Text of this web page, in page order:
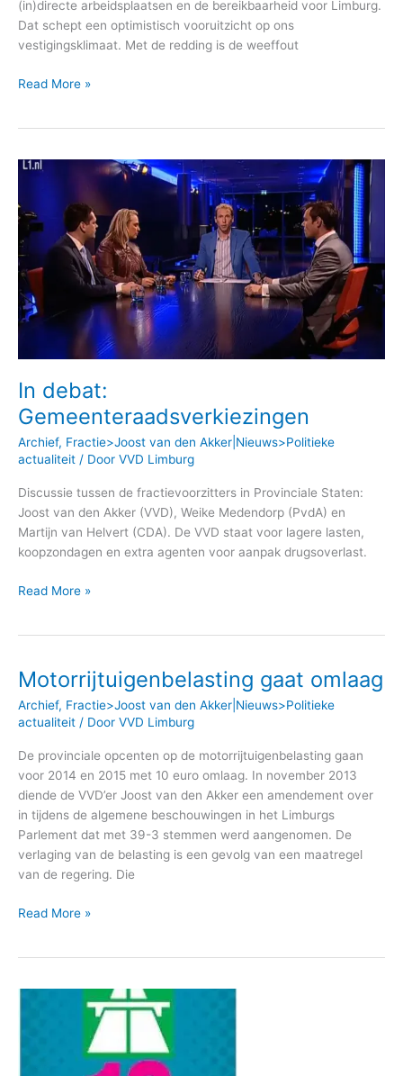
(in)directe arbeidsplaatsen en de bereikbaarheid voor Limburg.
Dat schept een optimistisch vooruitzicht op ons
vestigingsklimaat. Met de redding is de weeffout
Read More »
In debat:
Gemeenteraadsverkiezingen
Archief, Fractie>Joost van den Akker|Nieuws>Politieke
actualiteit / Door VVD Limburg
Discussie tussen de fractievoorzitters in Provinciale Staten:
Joost van den Akker (VVD), Weike Medendorp (PvdA) en
Martijn van Helvert (CDA). De VVD staat voor lagere lasten,
koopzondagen en extra agenten voor aanpak drugsoverlast.
In
Gemeenteraadsverkiezingen
Read More »
Motorrijtuigenbelasting gaat omlaag
Archief, Fractie>Joost van den Akker|Nieuws>Politieke
actualiteit / Door VVD Limburg
De provinciale opcenten op de motorrijtuigenbelasting gaan
voor 2014 en 2015 met 10 euro omlaag. In november 2013
diende de VVD’er Joost van den Akker een amendement over
in tijdens de algemene beschouwingen in het Limburgs
Parlement dat met 39-3 stemmen werd aangenomen. De
verlaging van de belasting is een gevolg van een maatregel
van de regering. Die
Motorrijtuigenbelasting
omlaag
Read More »